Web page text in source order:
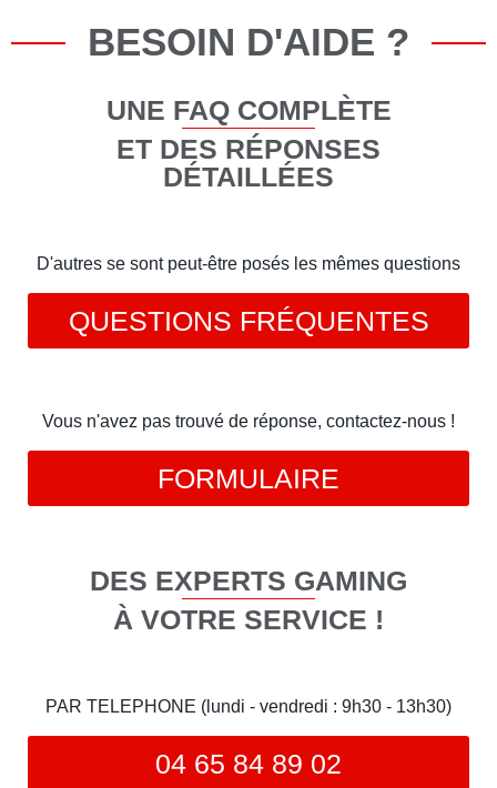
BESOIN D'AIDE ?
UNE FAQ COMPLÈTE
ET DES RÉPONSES
DÉTAILLÉES
D'autres se sont peut-être posés les mêmes questions
QUESTIONS FRÉQUENTES
Vous n'avez pas trouvé de réponse, contactez-nous !
FORMULAIRE
DES EXPERTS GAMING
À VOTRE SERVICE !
PAR TELEPHONE (lundi - vendredi : 9h30 - 13h30)
04 65 84 89 02